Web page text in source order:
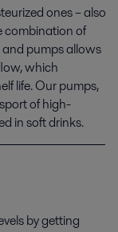
ones – also
combination of
pumps allows
which
life. Our pumps,
of high-
in soft drinks.
by getting